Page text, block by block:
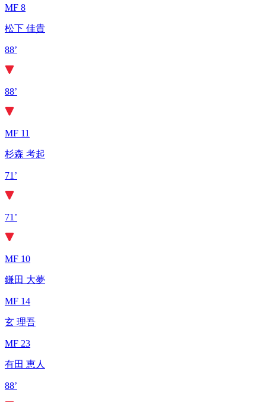
MF 8
松下 佳貴
88’
88’
MF 11
杉森 考起
71’
71’
MF 10
鎌田 大夢
MF 14
玄 理吾
MF 23
有田 恵人
88’